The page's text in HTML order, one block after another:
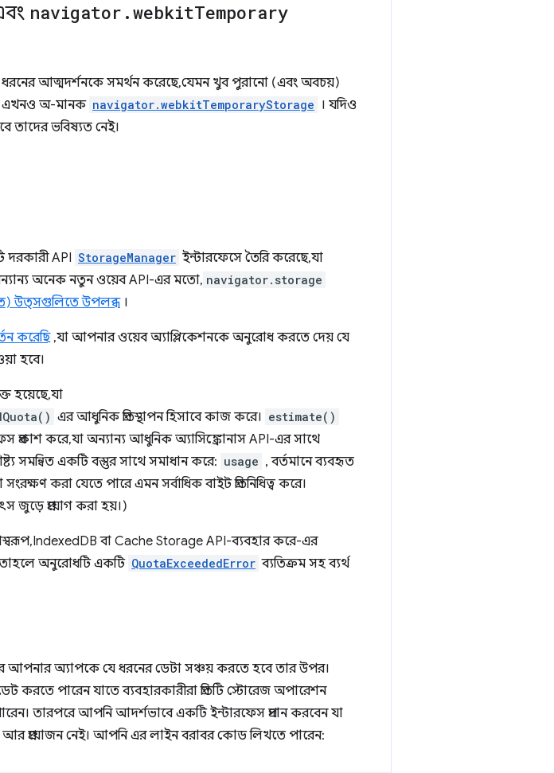
navigator .webkitTemporary
ধরনের আত্মদর্শনকে সমর্থন করেছে, যেমন খুব পুরানো (এবং অবচয়)
এখনও অ-মানক navigator.webkitTemporaryStorage । যদিও
তাদের ভবিষ্যত নেই।
দরকারী API StorageManager ইন্টারফেসে তৈরি করেছে, যা
অনেক নতুন ওয়েব API-এর মতো, navigator.storage
উত্সগুলিতে উপলব্ধ।
করেছি, যা আপনার ওয়েব অ্যাপ্লিকেশনকে অনুরোধ করতে দেয় যে
হবে।
হয়েছে, যা
এর আধুনিক প্রতিস্থাপন হিসাবে কাজ করে। estimate()
প্রকাশ করে, যা অন্যান্য আধুনিক অ্যাসিঙ্ক্রোনাস API-এর সাথে
সমন্বিত একটি বস্তুর সাথে সমাধান করে: usage , বর্তমানে ব্যবহৃত
সংরক্ষণ করা যেতে পারে এমন সর্বাধিক বাইট প্রতিনিধিত্ব করে।
জুড়ে প্রয়োগ করা হয়।)
IndexedDB বা Cache Storage API-ব্যবহার করে-এর
অনুরোধটি একটি QuotaExceededError ব্যতিক্রম সহ ব্যর্থ
আপনার অ্যাপকে যে ধরনের ডেটা সঞ্চয় করতে হবে তার উপর।
পারেন যাতে ব্যবহারকারীরা প্রতিটি স্টোরেজ অপারেশন
তারপরে আপনি আদর্শভাবে একটি ইন্টারফেস প্রদান করবেন যা
আর প্রয়োজন নেই। আপনি এর লাইন বরাবর কোড লিখতে পারেন: